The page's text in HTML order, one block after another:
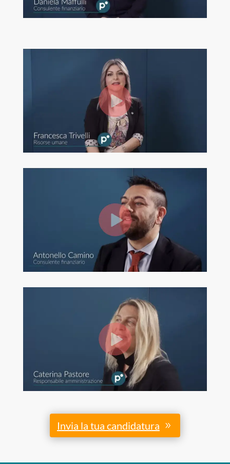
Invia la tua candidatura